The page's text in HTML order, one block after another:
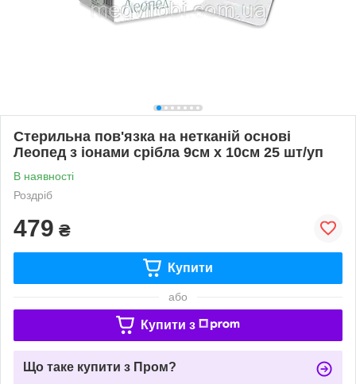
Стерильна пов'язка на нетканій основі
Леопед з іонами срібла 9см х 10см 25 шт/уп
В наявності
Роздріб
479 ₴
Купити
або
Купити з
Що таке купити з Пром?